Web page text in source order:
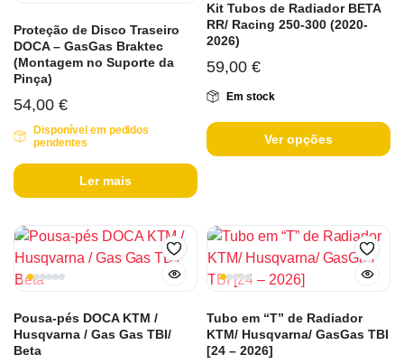
Proteção de Disco Traseiro
DOCA – GasGas Braktec
(Montagem no Suporte da
Pinça)
54,00 €
Disponível em pedidos
pendentes
Ler mais
Kit Tubos de Radiador BETA
RR/ Racing 250-300 (2020-
2026)
59,00 €
Em stock
Ver opções
Pousa-pés DOCA KTM /
Husqvarna / Gas Gas TBI/
Beta
Tubo em “T” de Radiador
KTM/ Husqvarna/ GasGas TBI
[24 – 2026]